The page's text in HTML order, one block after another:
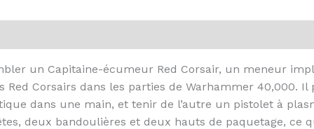
un Capitaine-écumeur Red Corsair, un meneur
Corsairs dans les parties de Warhammer 40,000. Il
dans une main, et tenir de l’autre un pistolet à
deux bandoulières et deux hauts de paquetage, ce